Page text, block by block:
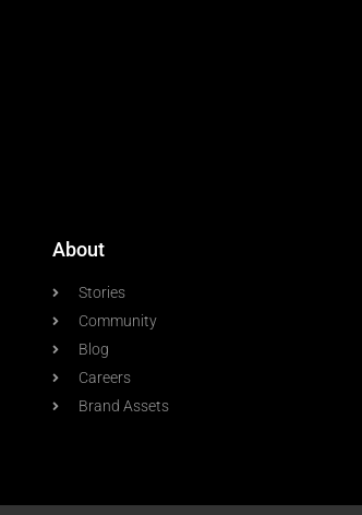
About
Stories
Community
Blog
Careers
Brand Assets